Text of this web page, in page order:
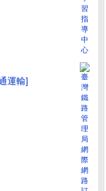
運輸]